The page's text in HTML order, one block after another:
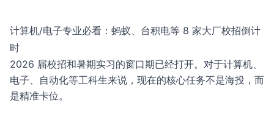
计算机/电子专业必看：蚂蚁、台积电等 8 家大厂校招倒计
时
2026 届校招和暑期实习的窗口期已经打开。对于计算机、
电子、自动化等工科生来说，现在的核心任务不是海投，而
是精准卡位。